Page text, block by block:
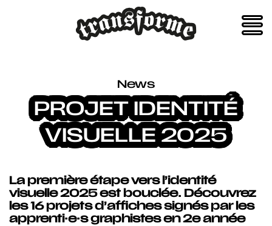
News
PROJET IDENTITÉ
VISUELLE 2025
La première étape vers l’identité
visuelle 2025 est bouclée. Découvrez
les 16 projets d’affiches signés par les
apprenti·e·s graphistes en 2e année